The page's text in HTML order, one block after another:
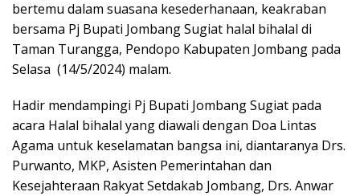
bertemu dalam suasana kesederhanaan, keakraban
bersama Pj Bupati Jombang Sugiat halal bihalal di
Taman Turangga, Pendopo Kabupaten Jombang pada
Selasa (14/5/2024) malam.
Hadir mendampingi Pj Bupati Jombang Sugiat pada
acara Halal bihalal yang diawali dengan Doa Lintas
Agama untuk keselamatan bangsa ini, diantaranya Drs.
Purwanto, MKP, Asisten Pemerintahan dan
Kesejahteraan Rakyat Setdakab Jombang, Drs. Anwar